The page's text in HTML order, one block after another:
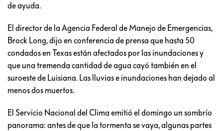
de ayuda.
El director de la Agencia Federal de Manejo de Emergencias,
Brock Long, dijo en conferencia de prensa que hasta 50
condados en Texas están afectados por las inundaciones y
que una tremenda cantidad de agua cayó también en el
suroeste de Luisiana. Las lluvias e inundaciones han dejado al
menos dos muertos.
El Servicio Nacional del Clima emitió el domingo un sombrío
panorama: antes de que la tormenta se vaya, algunas partes